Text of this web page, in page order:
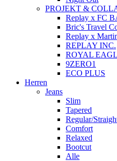
PROJEKT &
Replay x FC
Bric's Travel
Replay x
REPLAY INC.
ROYAL
9ZERO1
ECO PLUS
Herren
Jeans
Slim
Tapered
Regular/
Comfort
Relaxed
Bootcut
Alle